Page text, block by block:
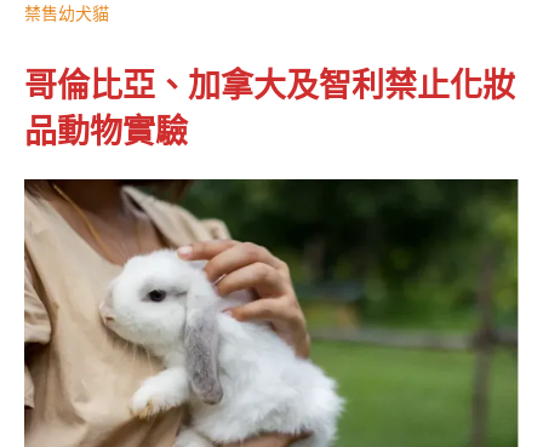
禁售幼犬貓
哥倫比亞、加拿大及智利禁止化妝
品動物實驗